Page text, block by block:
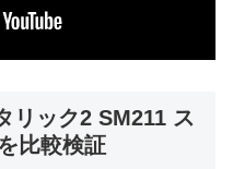
リック2 SM211 ス
比較検証